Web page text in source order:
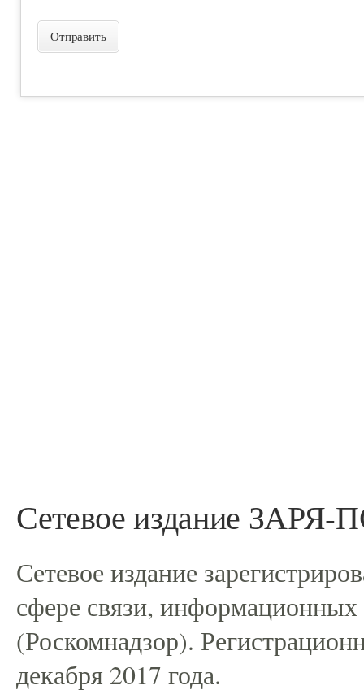
Отправить
Сетевое издание
Сетевое издание
сфере связи,
(Роскомнадзор).
декабря 2017 года.